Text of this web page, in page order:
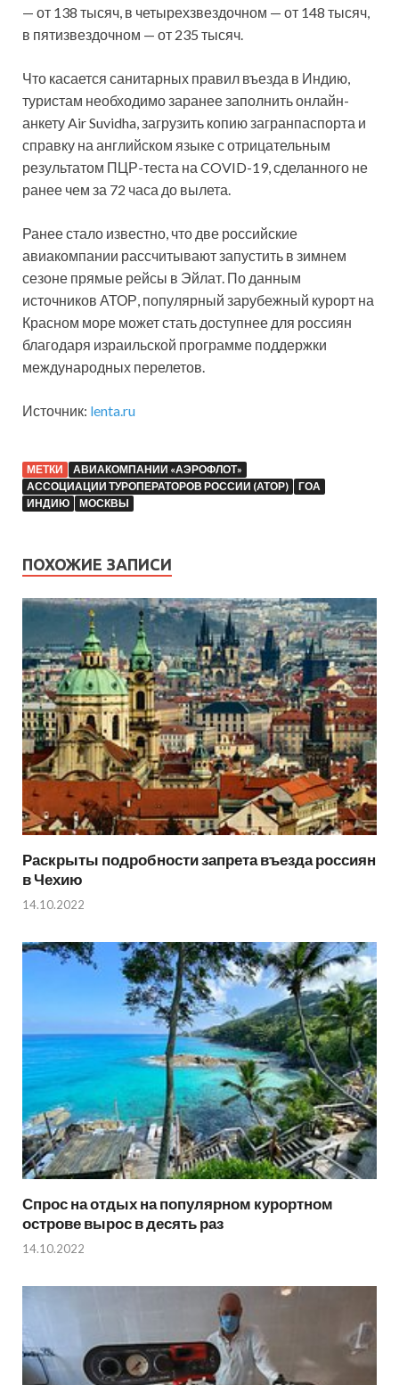
— от 138 тысяч, в четырехзвездочном — от 148 тысяч,
в пятизвездочном — от 235 тысяч.
Что касается санитарных правил въезда в Индию,
туристам необходимо заранее заполнить онлайн-
анкету Air Suvidha, загрузить копию загранпаспорта и
справку на английском языке с отрицательным
результатом ПЦР-теста на COVID-19, сделанного не
ранее чем за 72 часа до вылета.
Ранее стало известно, что две российские
авиакомпании рассчитывают запустить в зимнем
сезоне прямые рейсы в Эйлат. По данным
источников АТОР, популярный зарубежный курорт на
Красном море может стать доступнее для россиян
благодаря израильской программе поддержки
международных перелетов.
Источник: lenta.ru
МЕТКИ
АВИАКОМПАНИИ «АЭРОФЛОТ»
АССОЦИАЦИИ ТУРОПЕРАТОРОВ РОССИИ (АТОР)
ГОА
ИНДИЮ
МОСКВЫ
ПОХОЖИЕ ЗАПИСИ
Раскрыты подробности запрета въезда россиян
в Чехию
14.10.2022
Спрос на отдых на популярном курортном
острове вырос в десять раз
14.10.2022